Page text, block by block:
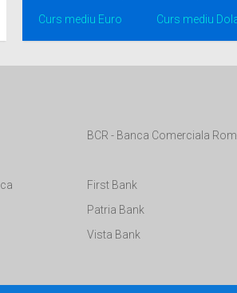
Curs mediu Euro Curs mediu
BCR - Banca Comerciala
First Bank
Patria Bank
Vista Bank